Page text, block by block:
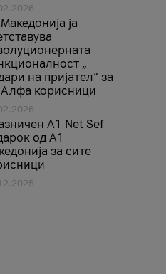
ја
„
на пријател“ за
корисници
A1 Net Sеf
од А1
за сите